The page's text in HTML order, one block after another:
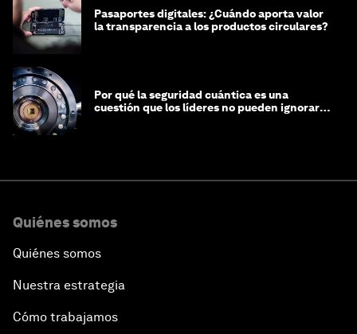
Pasaportes digitales: ¿Cuándo aporta valor
la transparencia a los productos circulares?
Por qué la seguridad cuántica es una
cuestión que los líderes no pueden ignorar
Quiénes somos
Quiénes somos
Nuestra estrategia
Cómo trabajamos